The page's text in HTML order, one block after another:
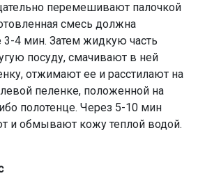
перемешивают палочкой
смесь должна
3-4 мин. Затем жидкую часть
посуду, смачивают в ней
отжимают ее и расстилают на
пеленке, положенной на
полотенце. Через 5-10 мин
и обмывают кожу теплой водой.